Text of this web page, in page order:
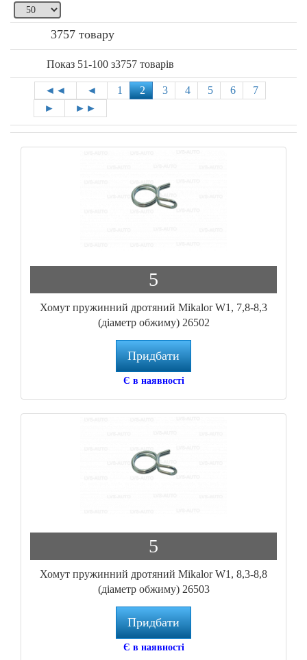
3757 товару
Показ 51-100 з3757 товарів
◄◄ ◄ 1 2 3 4 5 6
7
►
►►
5
Хомут пружинний дротяний Mikalor W1, 7,8-8,3
(діаметр обжиму) 26502
Придбати
Є в наявності
5
Хомут пружинний дротяний Mikalor W1, 8,3-8,8
(діаметр обжиму) 26503
Придбати
Є в наявності